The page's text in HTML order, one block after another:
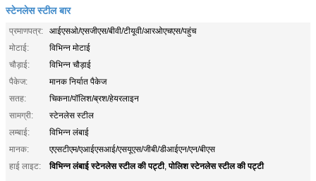
स्टेनलेस स्टील बार
प्रमाणपत्र:
आईएसओ/एसजीएस/बीवी/टीयूवी/आरओएचएस/पहुंच
मोटाई:
विभिन्न मोटाई
चौड़ाई:
विभिन्न चौड़ाई
पैकेज:
मानक निर्यात पैकेज
सतह:
चिकना/पॉलिश/ब्रश/हेयरलाइन
सामग्री:
स्टेनलेस स्टील
लम्बाई:
विभिन्न लंबाई
मानक:
एएसटीएम/एआईएसआई/एसयूएस/जीबी/डीआईएन/एन/बीएस
हाई लाइट:
विभिन्न लंबाई स्टेनलेस स्टील की पट्टी,पोलिश स्टेनलेस स्टील की पट्टी